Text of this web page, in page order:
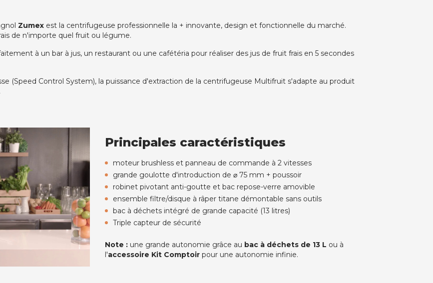
Zumex est la centrifugeuse professionnelle la + innovante, design et fonctionnelle du marché.
de n'importe quel fruit ou légume.
à un bar à jus, un restaurant ou une cafétéria pour réaliser des jus de fruit frais en 5 secondes
(Speed Control System), la puissance d'extraction de la centrifugeuse Multifruit s'adapte au produit
Principales caractéristiques
moteur brushless et panneau de commande à 2 vitesses
grande goulotte d'introduction de ⌀ 75 mm + poussoir
robinet pivotant anti-goutte et bac repose-verre amovible
ensemble filtre/disque à râper titane démontable sans outils
bac à déchets intégré de grande capacité (13 litres)
Triple capteur de sécurité
Note : une grande autonomie grâce au bac à déchets de 13 L ou à
l'accessoire Kit Comptoir pour une autonomie infinie.